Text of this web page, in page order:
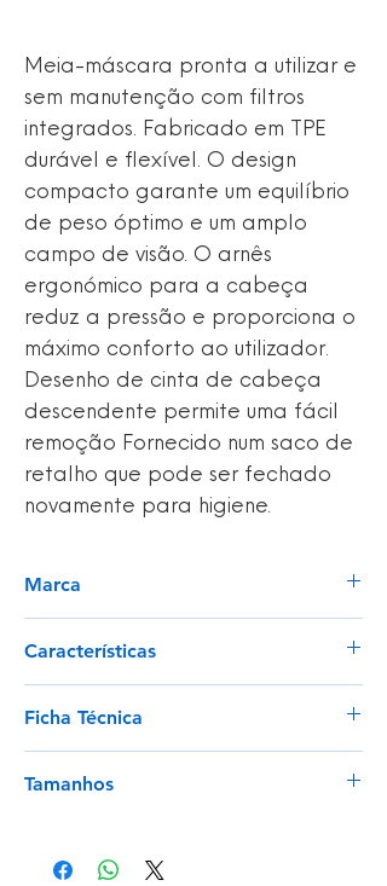
Meia-máscara pronta a utilizar e
sem manutenção com filtros
integrados. Fabricado em TPE
durável e flexível. O design
compacto garante um equilíbrio
de peso óptimo e um amplo
campo de visão. O arnês
ergonómico para a cabeça
reduz a pressão e proporciona o
máximo conforto ao utilizador.
Desenho de cinta de cabeça
descendente permite uma fácil
remoção Fornecido num saco de
retalho que pode ser fechado
novamente para higiene.
Marca
Características
Design compacto de baixo perfil para
máxima visibilidade e facilidade de
movimento;
em condições quentes e húmidas;
Ficha Técnica
Tamanhos